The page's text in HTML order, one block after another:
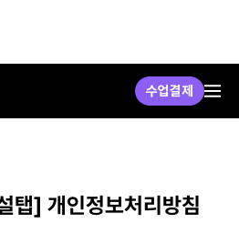
수업결제
] 개인정보처리방침